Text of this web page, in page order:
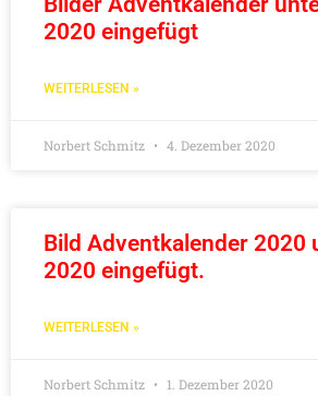
2020 eingefügt
WEITERLESEN »
Norbert Schmitz 4. Dezember 2020
Bild Adventkalender 2020
2020 eingefügt.
WEITERLESEN »
Norbert Schmitz 1. Dezember 2020